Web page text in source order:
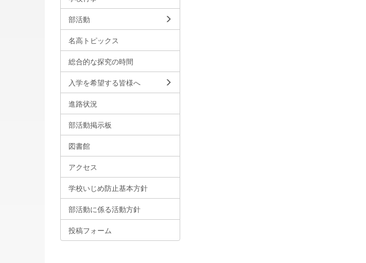
部活動
名高トピックス
総合的な探究の時間
入学を希望する皆様へ
進路状況
部活動掲示板
図書館
アクセス
学校いじめ防止基本方針
部活動に係る活動方針
投稿フォーム